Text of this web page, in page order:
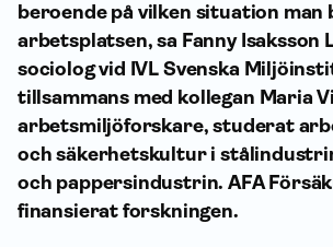
beroende på vilken situation man
arbetsplatsen, sa Fanny Isaksson
sociolog vid IVL Svenska
tillsammans med kollegan Maria
arbetsmiljöforskare, studerat
och säkerhetskultur i
och pappersindustrin. AFA
finansierat forskningen.